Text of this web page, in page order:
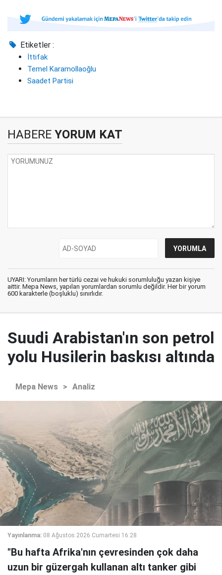
Etiketler :
İttifak
Temel Karamollaoğlu
Saadet Partisi
HABERE YORUM KAT
UYARI: Yorumların her türlü cezai ve hukuki sorumluluğu yazan kişiye
aittir. Mepa News, yapılan yorumlardan sorumlu değildir. Her bir yorum
600 karakterle (boşluklu) sınırlıdır.
Suudi Arabistan'ın son petrol
yolu Husilerin baskısı altında
Mepa News > Analiz
Yayınlanma: 08 Ağustos 2026 Cumartesi 16:28
"Bu hafta Afrika'nın çevresinden çok daha
uzun bir güzergah kullanan altı tanker gibi